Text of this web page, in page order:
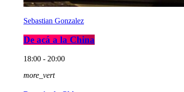
Sebastian Gonzalez
De acá a la China
18:00 - 20:00
more_vert